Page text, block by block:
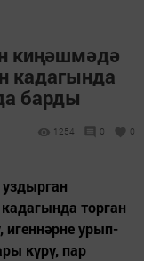
киңәшмәдә
кадагында
барды
1254 0 0
торган
игеннәрне урып-
күрү, пар